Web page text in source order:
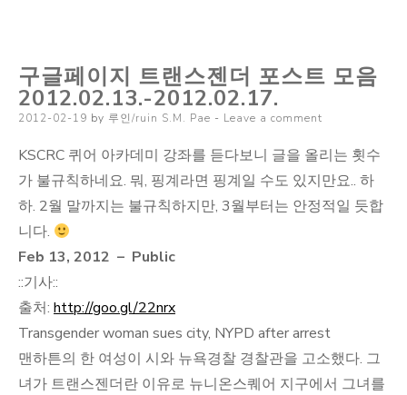
이
지
트
랜
스
젠
모
음
2012.02.20.-
구글페이지 트랜스젠더 포스트 모음
2012.02.13.-2012.02.17.
Posted
2012-02-19 by 루인/ruin S.M. Pae Leave a comment
KSCRC 퀴어 아카데미 강좌를 듣다보니 글을 올리는 횟수
가 불규칙하네요. 뭐, 핑계라면 핑계일 수도 있지만요.. 하
하. 2월 말까지는 불규칙하지만, 3월부터는 안정적일 듯합
니다.
Feb 13, 2012 – Public
::기사::
출처: http://goo.gl/22nrx
Transgender woman sues city, NYPD after arrest
맨하튼의 한 여성이 시와 뉴욕경찰 경찰관을 고소했다. 그
녀가 트랜스젠더란 이유로 뉴니온스퀘어 지구에서 그녀를